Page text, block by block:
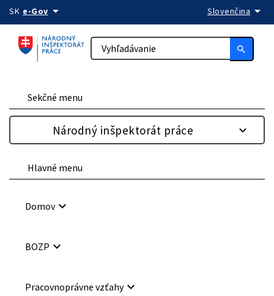
Preskočiť na obsah
SK e-Govarrow_drop_down Slovenčina arrow_drop_down
search
Sekčné menu
Národný inšpektorát práce
Hlavné menu
Domovkeyboard_arrow_down
BOZP keyboard_arrow_down
Pracovnoprávne vzťahykeyboard_arrow_down